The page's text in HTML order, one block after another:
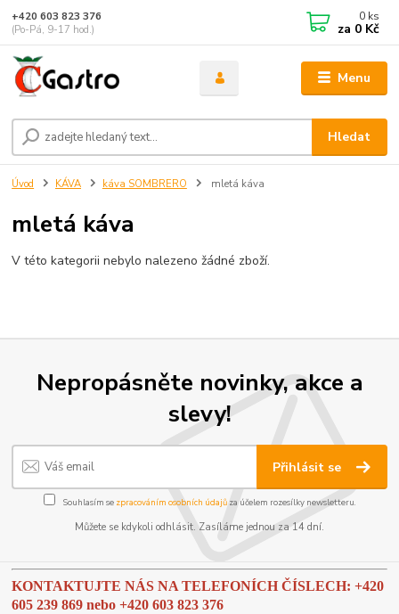
Menu
Hledat
+420 603 823 376
(Po-Pá, 9-17 hod.)
0 ks
za 0 Kč
Úvod KÁVA káva SOMBRERO mletá káva
mletá káva
V této kategorii nebylo nalezeno žádné zboží.
Nepropásněte novinky, akce a
slevy!
Přihlásit se
Souhlasím se zpracováním osobních údajůza účelem rozesílky newsletteru.
Můžete se kdykoli odhlásit. Zasíláme jednou za 14 dní.
KONTAKTUJTE NÁS NA TELEFONÍCH ČÍSLECH: +420
605 239 869 nebo+420 603 823 376